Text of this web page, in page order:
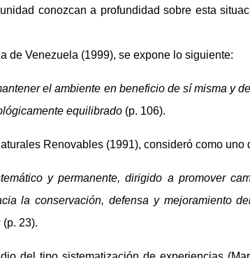
conozcan a profundidad sobre esta
de Venezuela (1999), se expone lo siguiente:
el ambiente en beneficio de sí misma y
equilibrado (p. 106).
Renovables (1991), consideró como
y permanente, dirigido a promover
la conservación, defensa y mejoramiento
(p. 23).